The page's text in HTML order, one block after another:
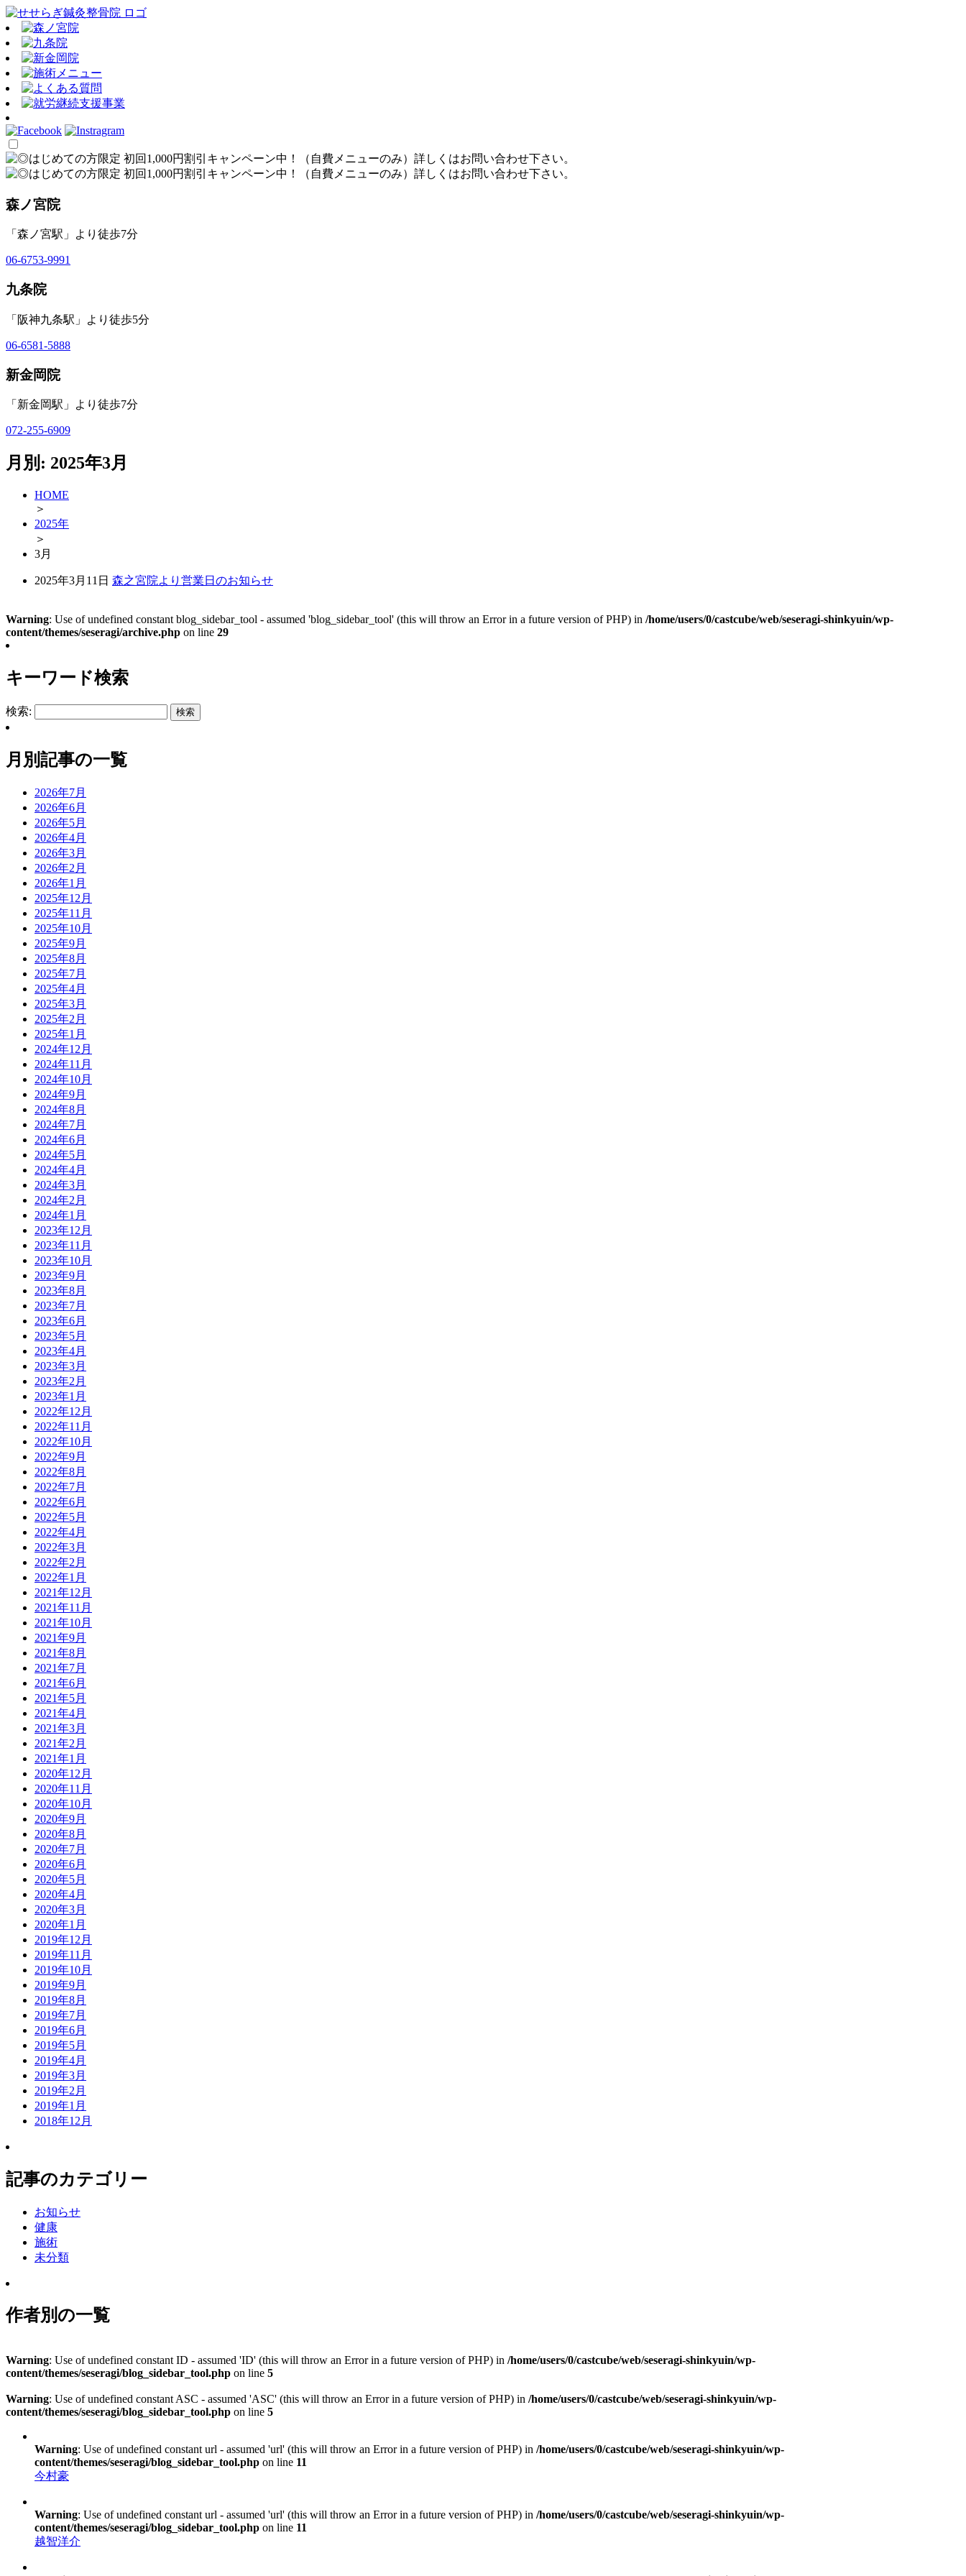
森ノ宮院
「森ノ宮駅」より徒歩7分
06-6753-9991
九条院
「阪神九条駅」より徒歩5分
06-6581-5888
新金岡院
「新金岡駅」より徒歩7分
072-255-6909
月別: 2025年3月
HOME
＞
2025年
＞
3月
2025年3月11日 森之宮院より営業日のお知らせ
Warning: Use of undefined constant blog_sidebar_tool - assumed 'blog_sidebar_tool' (this will throw an Error in a future version of PHP) in /home/users/0/castcube/web/seseragi-shinkyuin/wp-
content/themes/seseragi/archive.php on line 29
キーワード検索
検索:
月別記事の一覧
2026年7月
2026年6月
2026年5月
2026年4月
2026年3月
2026年2月
2026年1月
2025年12月
2025年11月
2025年10月
2025年9月
2025年8月
2025年7月
2025年4月
2025年3月
2025年2月
2025年1月
2024年12月
2024年11月
2024年10月
2024年9月
2024年8月
2024年7月
2024年6月
2024年5月
2024年4月
2024年3月
2024年2月
2024年1月
2023年12月
2023年11月
2023年10月
2023年9月
2023年8月
2023年7月
2023年6月
2023年5月
2023年4月
2023年3月
2023年2月
2023年1月
2022年12月
2022年11月
2022年10月
2022年9月
2022年8月
2022年7月
2022年6月
2022年5月
2022年4月
2022年3月
2022年2月
2022年1月
2021年12月
2021年11月
2021年10月
2021年9月
2021年8月
2021年7月
2021年6月
2021年5月
2021年4月
2021年3月
2021年2月
2021年1月
2020年12月
2020年11月
2020年10月
2020年9月
2020年8月
2020年7月
2020年6月
2020年5月
2020年4月
2020年3月
2020年1月
2019年12月
2019年11月
2019年10月
2019年9月
2019年8月
2019年7月
2019年6月
2019年5月
2019年4月
2019年3月
2019年2月
2019年1月
2018年12月
記事のカテゴリー
お知らせ
健康
施術
未分類
作者別の一覧
Warning: Use of undefined constant ID - assumed 'ID' (this will throw an Error in a future version of PHP) in /home/users/0/castcube/web/seseragi-shinkyuin/wp-
content/themes/seseragi/blog_sidebar_tool.php on line 5
Warning: Use of undefined constant ASC - assumed 'ASC' (this will throw an Error in a future version of PHP) in /home/users/0/castcube/web/seseragi-shinkyuin/wp-
content/themes/seseragi/blog_sidebar_tool.php on line 5
Warning: Use of undefined constant url - assumed 'url' (this will throw an Error in a future version of PHP) in /home/users/0/castcube/web/seseragi-shinkyuin/wp-
content/themes/seseragi/blog_sidebar_tool.php on line 11
今村豪
Warning: Use of undefined constant url - assumed 'url' (this will throw an Error in a future version of PHP) in /home/users/0/castcube/web/seseragi-shinkyuin/wp-
content/themes/seseragi/blog_sidebar_tool.php on line 11
越智洋介